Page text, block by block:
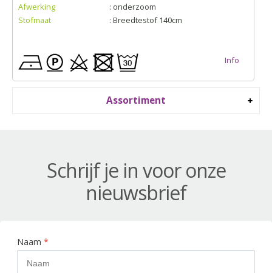
Assortiment
Afwerking
: onderzoom
Stofmaat
: Breedtestof 140cm
Info
Schrijf je in voor onze
nieuwsbrief
Naam *